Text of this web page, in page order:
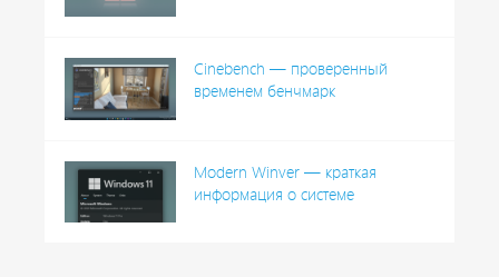
Cinebench — проверенный
временем бенчмарк
Modern Winver — краткая
информация о системе